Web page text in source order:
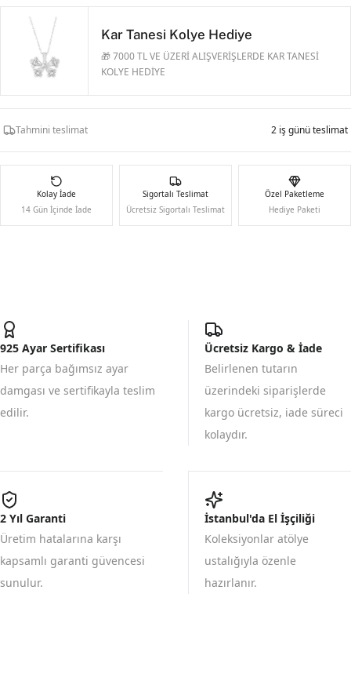
Kar Tanesi Kolye Hediye
🎁 7000 TL VE ÜZERİ ALIŞVERİŞLERDE KAR TANESİ
KOLYE HEDİYE
Tahmini teslimat 2 iş günü teslimat
Kolay İade
14 Gün İçinde İade
Sigortalı Teslimat
Ücretsiz Sigortalı Teslimat
Özel Paketleme
Hediye Paketi
925 Ayar Sertifikası
Her parça bağımsız ayar
damgası ve sertifikayla teslim
edilir.
Ücretsiz Kargo & İade
Belirlenen tutarın
üzerindeki siparişlerde
kargo ücretsiz, iade süreci
kolaydır.
2 Yıl Garanti
Üretim hatalarına karşı
kapsamlı garanti güvencesi
sunulur.
İstanbul'da El İşçiliği
Koleksiyonlar atölye
ustalığıyla özenle
hazırlanır.